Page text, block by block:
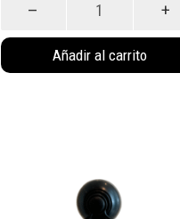
Cromado
Porta
Papel
Higienico
(1010Ne)
Añadir al carrito